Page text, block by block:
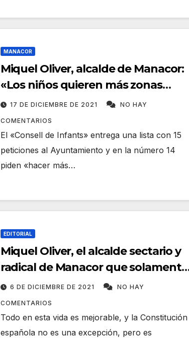
MANACOR
Miquel Oliver, alcalde de Manacor:
«Los niños quieren más zonas
ZPR»
17 DE DICIEMBRE DE 2021 NO HAY
COMENTARIOS
El «Consell de Infants» entrega una lista con 15
peticiones al Ayuntamiento y en la número 14
piden «hacer más…
EDITORIAL
Miquel Oliver, el alcalde sectario y
radical de Manacor que solamente
busca la confrontación
6 DE DICIEMBRE DE 2021 NO HAY
COMENTARIOS
Todo en esta vida es mejorable, y la Constitución
española no es una excepción, pero es